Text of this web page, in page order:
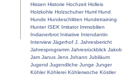
Hissen Historie Hochzeit Holleis
Holzkohle Holzschuher Huml Hund
Hunde Hundeschlitten Hundetraining
Hunter ISEK Imitator Immobilien
Indianerbrot Initiative Intendantin
Interview Jägerhof J. Jahresbericht
Jahresprogramm Jahresrückblick Jakob
Jam Janus Jens Johann Jubiläum
Jugend Jugendliche Junge Junger
Köhler Köhlerei Köhlerwoche Köstler